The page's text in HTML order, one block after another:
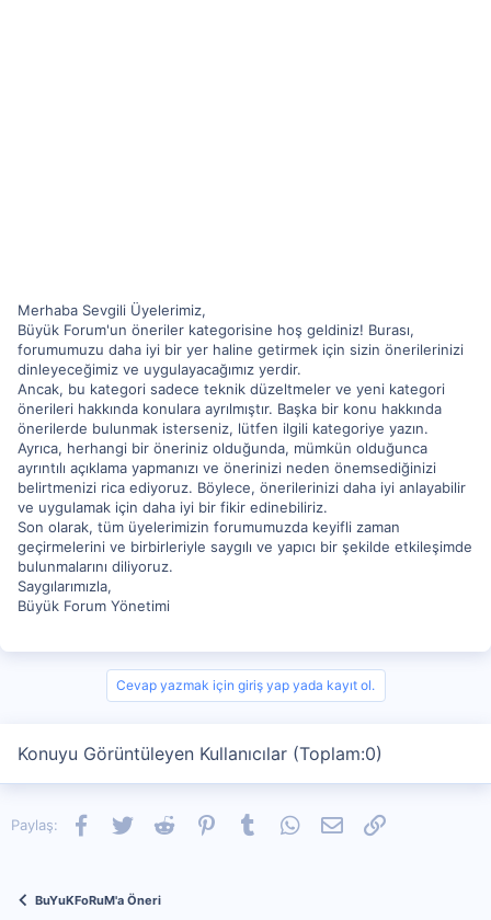
Merhaba Sevgili Üyelerimiz,
Büyük Forum'un öneriler kategorisine hoş geldiniz! Burası,
forumumuzu daha iyi bir yer haline getirmek için sizin önerilerinizi
dinleyeceğimiz ve uygulayacağımız yerdir.
Ancak, bu kategori sadece teknik düzeltmeler ve yeni kategori
önerileri hakkında konulara ayrılmıştır. Başka bir konu hakkında
önerilerde bulunmak isterseniz, lütfen ilgili kategoriye yazın.
Ayrıca, herhangi bir öneriniz olduğunda, mümkün olduğunca
ayrıntılı açıklama yapmanızı ve önerinizi neden önemsediğinizi
belirtmenizi rica ediyoruz. Böylece, önerilerinizi daha iyi anlayabilir
ve uygulamak için daha iyi bir fikir edinebiliriz.
Son olarak, tüm üyelerimizin forumumuzda keyifli zaman
geçirmelerini ve birbirleriyle saygılı ve yapıcı bir şekilde etkileşimde
bulunmalarını diliyoruz.
Saygılarımızla,
Büyük Forum Yönetimi
Cevap yazmak için giriş yap yada kayıt ol.
Konuyu Görüntüleyen Kullanıcılar (Toplam:0)
Paylaş: Facebook
TwitterReddit PinterestTumblrWhatsApp
E-postaLink
BuYuKFoRuM'a Öneri